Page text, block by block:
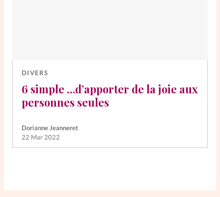
DIVERS
6 simple …d’apporter de la joie aux
personnes seules
Dorianne Jeanneret
22 Mar 2022